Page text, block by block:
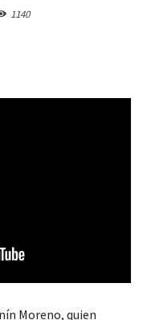
1140
Moreno, quien